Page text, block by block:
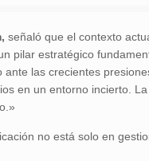
señaló que el contexto
pilar estratégico
las crecientes
en un entorno incierto.
no está solo en